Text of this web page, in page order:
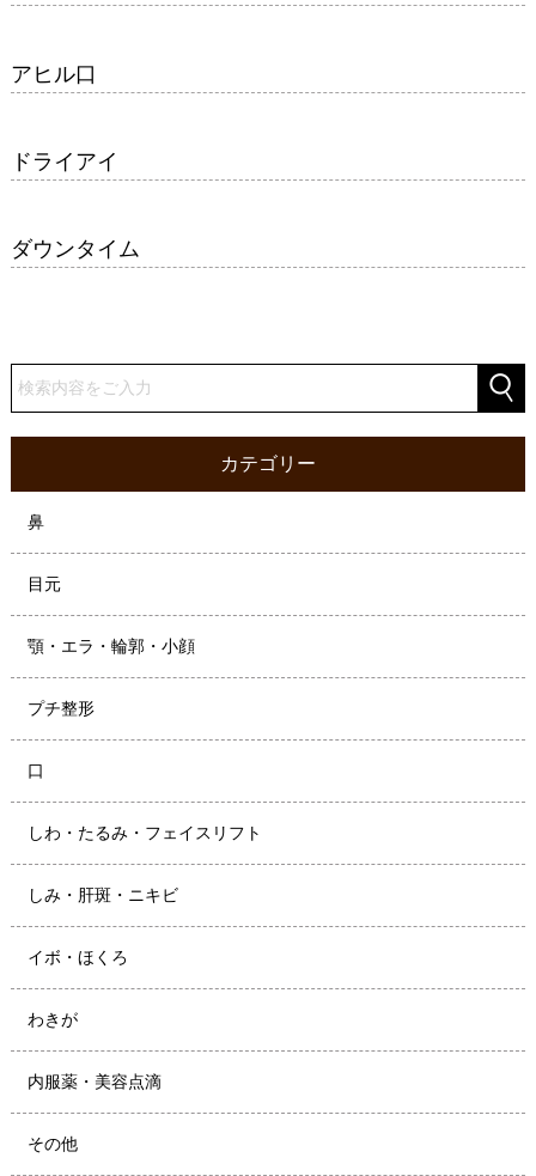
アヒル口
ドライアイ
ダウンタイム
カテゴリー
鼻
目元
顎・エラ・輪郭・小顔
プチ整形
口
しわ・たるみ・フェイスリフト
しみ・肝斑・ニキビ
イボ・ほくろ
わきが
内服薬・美容点滴
その他